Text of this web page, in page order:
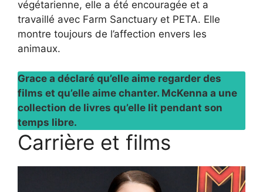
végétarienne, elle a été encouragée et a
travaillé avec Farm Sanctuary et PETA. Elle
montre toujours de l’affection envers les
animaux.
Grace a déclaré qu’elle aime regarder des
films et qu’elle aime chanter. McKenna a une
collection de livres qu’elle lit pendant son
temps libre.
Carrière et films